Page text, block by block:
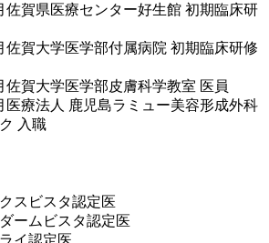
佐賀県医療センター好生館 初期臨床研
佐賀大学医学部付属病院 初期臨床研修
佐賀大学医学部皮膚科学教室 医員
医療法人 鹿児島ラミュー美容形成外科
入職
スビスタ認定医
ームビスタ認定医
イ認定医